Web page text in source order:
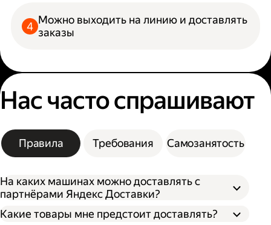
Можно выходить на линию и доставлять
заказы
Нас часто спрашивают
Правила Требования Самозанятость
На каких машинах можно доставлять с
партнёрами Яндекс Доставки?
Какие товары мне предстоит доставлять?